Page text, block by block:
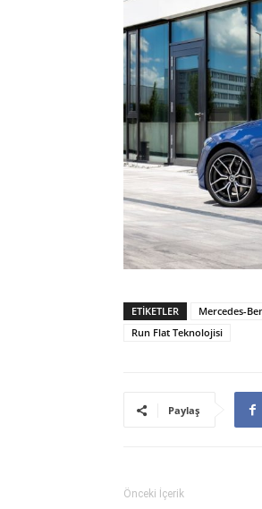
ETIKETLER Mercedes-
Run Flat Teknolojisi
Paylaş
Önceki İçerik